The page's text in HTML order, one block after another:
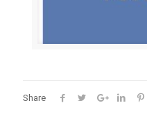
Share